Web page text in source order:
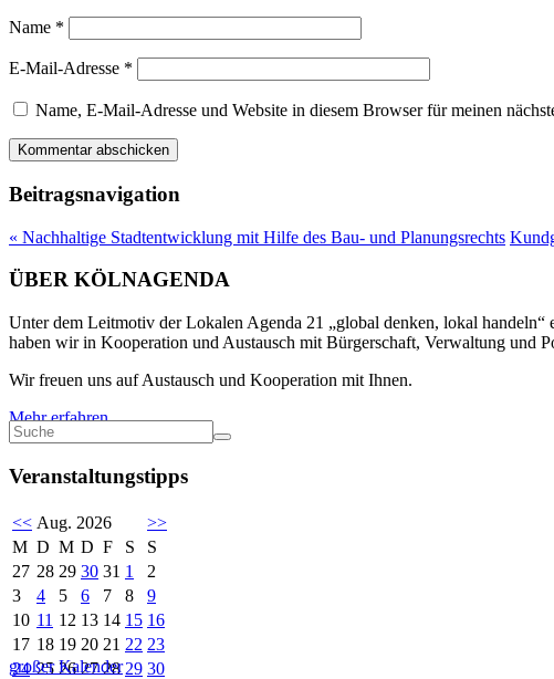
Name *
E-Mail-Adresse *
Name, E-Mail-Adresse und Website in diesem Browser für meinen
Beitragsnavigation
« Nachhaltige Stadtentwicklung mit Hilfe des Bau- und Planungsrechts
ÜBER KÖLNAGENDA
Unter dem Leitmotiv der Lokalen Agenda 21 „global denken, lokal
haben wir in Kooperation und Austausch mit Bürgerschaft, Verwaltung und
Wir freuen uns auf Austausch und Kooperation mit Ihnen.
Mehr erfahren
Veranstaltungstipps
<< Aug. 2026
>>
M D M D F S
S
27 28 29 30 31 1
2
3
4 5 6 7 8
9
10 11 12 13 14 15 16
17 18 19 20 21 22 23
24 25 26 27 28 29 30
großer Kalender